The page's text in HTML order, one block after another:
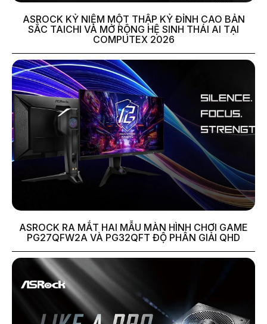
ASROCK KỶ NIỆM MỘT THẬP KỶ ĐỈNH CAO BẢN
SẮC TAICHI VÀ MỞ RỘNG HỆ SINH THÁI AI TẠI
COMPUTEX 2026
ASROCK RA MẮT HAI MẪU MÀN HÌNH CHƠI GAME
PG27QFW2A VÀ PG32QFT ĐỘ PHÂN GIẢI QHD